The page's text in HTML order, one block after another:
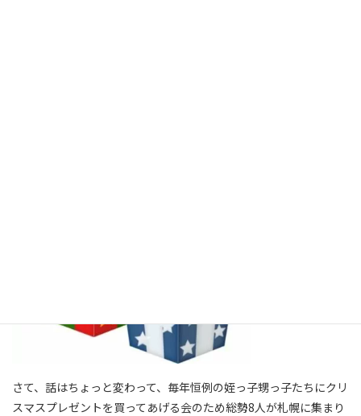
さて、話はちょっと変わって、毎年恒例の姪っ子甥っ子たちにクリ
スマスプレゼントを買ってあげる会のため総勢8人が札幌に集まり